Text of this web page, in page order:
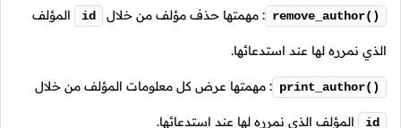
remove_author() : مهمتها حذف مؤلف من خلال id المؤلف
الذي نمرره لها عند استدعائها.
print_author() : مهمتها عرض كل معلومات المؤلف من خلال
id المؤلف الذي نمرره لها عند استدعائها.